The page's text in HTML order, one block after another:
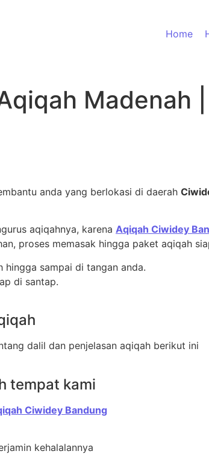
Home
Madenah |
anda yang berlokasi di daerah
aqiqahnya, karena Aqiqah Ciwidey
proses memasak hingga paket aqiqah
hingga sampai di tangan anda.
di santap.
dalil dan penjelasan aqiqah berikut ini
tempat kami
Ciwidey Bandung
kehalalannya